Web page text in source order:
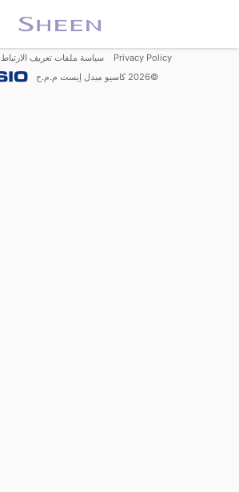
Privacy Policy سياسة ملفات تعريف الارتباط
©
2026 كاسيو ميدل إيست م.م.ح